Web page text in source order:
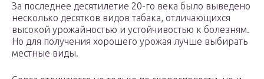
За последнее десятилетие 20-го века было выведено
несколько десятков видов табака, отличающихся
высокой урожайностью и устойчивостью к болезням.
Но для получения хорошего урожая лучше выбирать
местные виды.